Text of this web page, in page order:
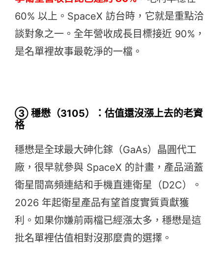
60% 以上。SpaceX 訪台時，它就是重點洽
談對象之一。全年營收成長目標接近 90%，
是名單裡故事最乾淨的一檔。
③ 穩懋（3105）：估值還沒漲上去的老資
格
穩懋是全球最大砷化鎵（GaAs）晶圓代工
廠，很早就參與 SpaceX 的計畫，產品涵蓋
衛星間高頻連結和手機直連衛星（D2C）。
2026 年起衛星產品有望首度實質貢獻獲
利。如果你嫌前兩檔已經漲太多，穩懋是這
批名單裡估值相對沒那麼貴的選擇。